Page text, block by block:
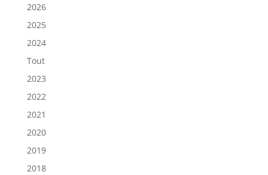
2026
2025
2024
Tout
2023
2022
2021
2020
2019
2018